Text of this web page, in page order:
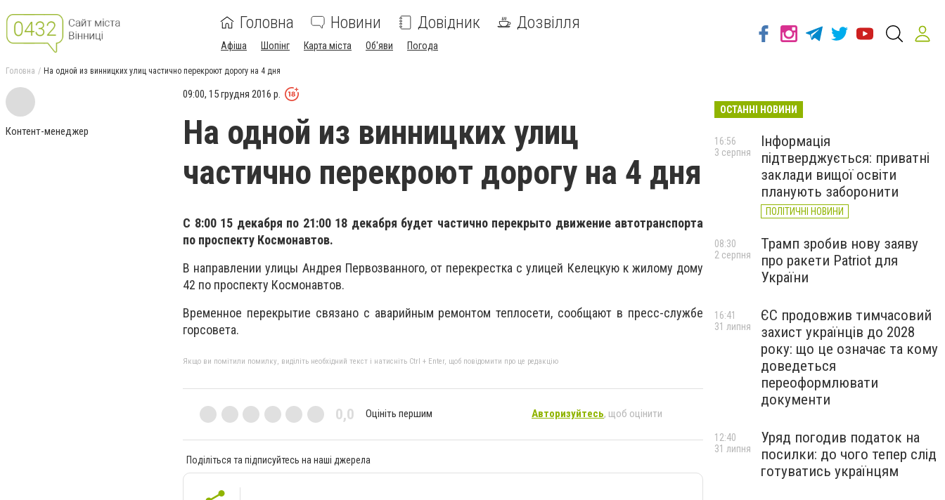
Головна Новини Довідник Дозвілля
Афіша Шопінг Карта міста Об'яви Погода
Головна На одной из винницких улиц частично перекроют дорогу на 4 дня
Контент-менеджер
09:00, 15 грудня 2016 р.
На одной из винницких улиц
частично перекроют дорогу на 4 дня
С 8:00 15 декабря по 21:00 18 декабря будет частично перекрыто движение автотранспорта
по проспекту Космонавтов.
В направлении улицы Андрея Первозванного, от перекрестка с улицей Келецкую к жилому дому
42 по проспекту Космонавтов.
Временное перекрытие связано с аварийным ремонтом теплосети, сообщают в пресс-службе
горсовета.
Якщо ви помітили помилку, виділіть необхідний текст і натисніть Ctrl + Enter, щоб повідомити про це редакцію
0,0 Оцініть першим Авторизуйтесь, щоб оцінити
Поділіться та підписуйтесь на наші джерела
ОСТАННІ НОВИНИ
Інформація
підтверджується: приватні
заклади вищої освіти
планують заборонити
ПОЛІТИЧНІ НОВИНИ
16:56
3 серпня
Трамп зробив нову заяву
про ракети Patriot для
України
08:30
2 серпня
ЄС продовжив тимчасовий
захист українців до 2028
року: що це означає та кому
доведеться
переоформлювати
документи
16:41
31 липня
Уряд погодив податок на
посилки: до чого тепер слід
готуватись українцям
12:40
31 липня